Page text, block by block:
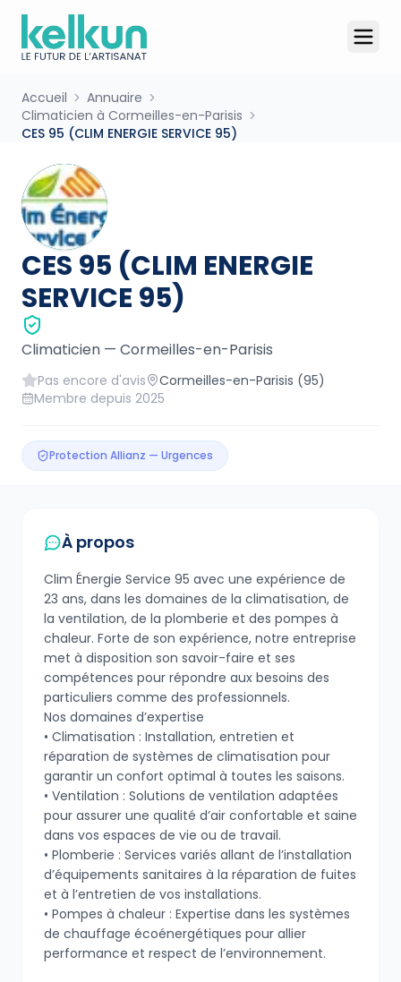
Accueil
Annuaire
Climaticien à Cormeilles-en-Parisis
CES 95 (CLIM ENERGIE SERVICE 95)
CES 95 (CLIM ENERGIE
SERVICE 95)
Climaticien — Cormeilles-en-Parisis
Pas encore d'avis Cormeilles-en-Parisis (95)
Membre depuis 2025
Protection Allianz — Urgences
À propos
Clim Énergie Service 95 avec une expérience de
23 ans, dans les domaines de la climatisation, de
la ventilation, de la plomberie et des pompes à
chaleur. Forte de son expérience, notre entreprise
met à disposition son savoir-faire et ses
compétences pour répondre aux besoins des
particuliers comme des professionnels.
Nos domaines d’expertise
• Climatisation : Installation, entretien et
réparation de systèmes de climatisation pour
garantir un confort optimal à toutes les saisons.
• Ventilation : Solutions de ventilation adaptées
pour assurer une qualité d’air confortable et saine
dans vos espaces de vie ou de travail.
• Plomberie : Services variés allant de l’installation
d’équipements sanitaires à la réparation de fuites
et à l’entretien de vos installations.
• Pompes à chaleur : Expertise dans les systèmes
de chauffage écoénergétiques pour allier
performance et respect de l’environnement.